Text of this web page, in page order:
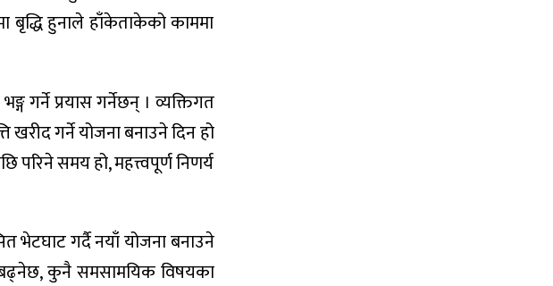
बृद्धि हुनाले हाँकेताकेको काममा
गर्ने प्रयास गर्नेछन् । व्यक्तिगत
गर्ने योजना बनाउने दिन हो
समय हो, महत्त्वपूर्ण निणर्य
भेटघाट गर्दै नयाँ योजना बनाउने
कुनै समसामयिक विषयका